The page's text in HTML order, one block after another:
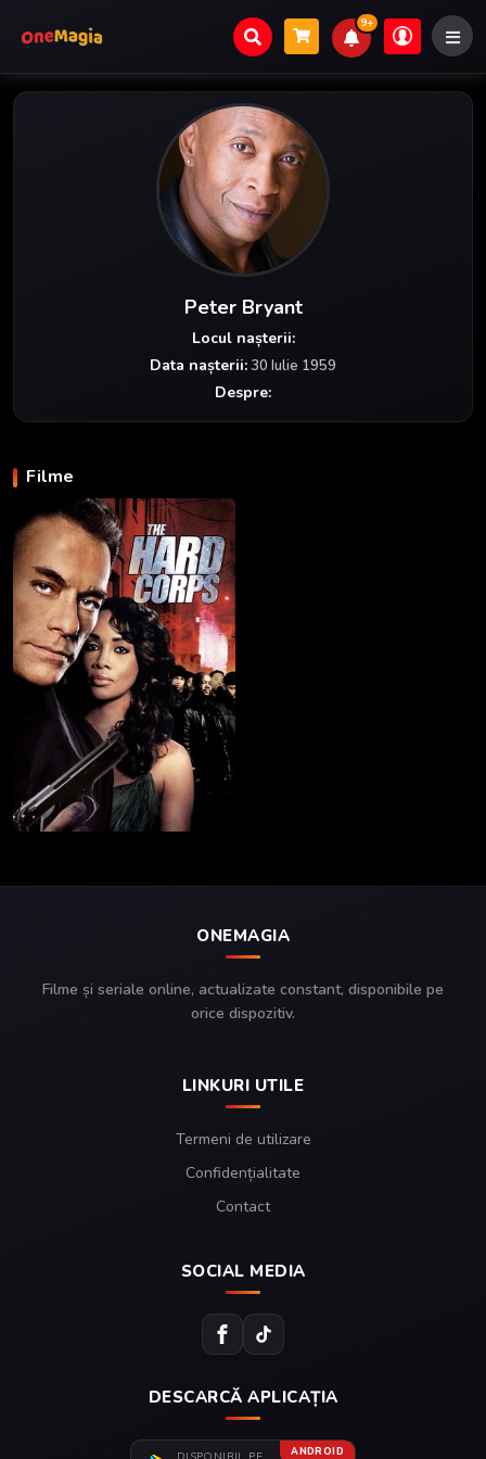
9+
Peter Bryant
Locul nașterii:
Data nașterii:30 Iulie 1959
Despre:
Filme
ONEMAGIA
Filme și seriale online, actualizate constant, disponibile pe
orice dispozitiv.
LINKURI UTILE
Termeni de utilizare
Confidențialitate
Contact
SOCIAL MEDIA
DESCARCĂ APLICAȚIA
ANDROID